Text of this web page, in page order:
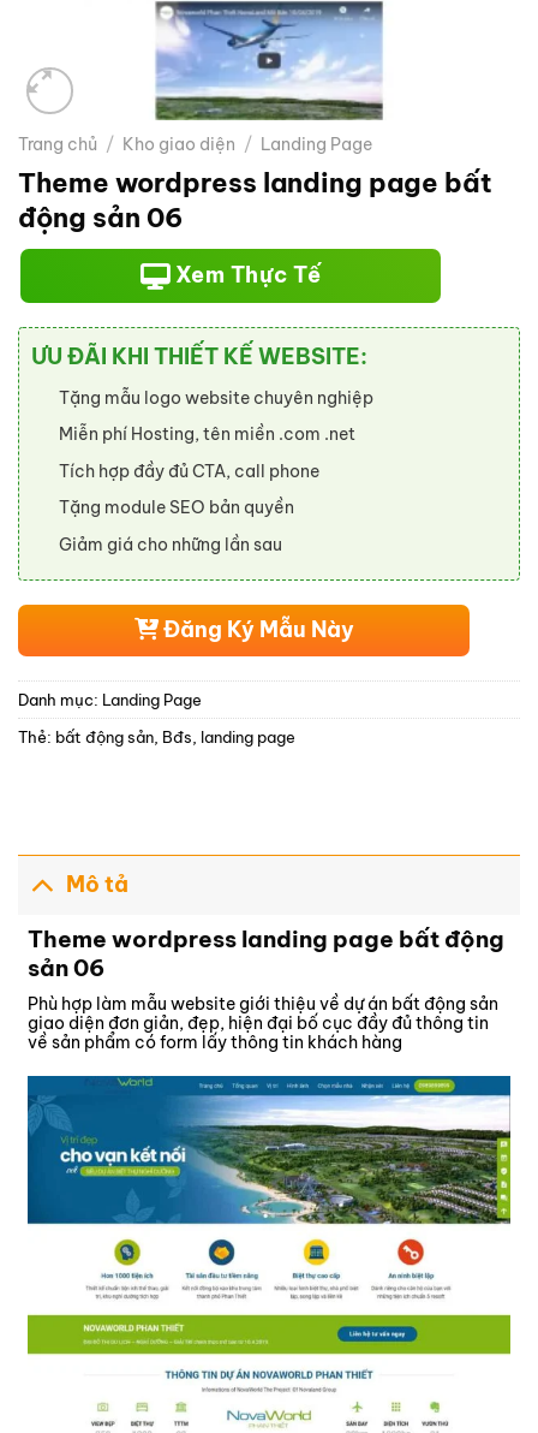
Trang chủ / Kho giao diện / Landing Page
Theme wordpress landing page bất
động sản 06
Xem Thực Tế
ƯU ĐÃI KHI THIẾT KẾ WEBSITE:
Tặng mẫu logo website chuyên nghiệp
Miễn phí Hosting, tên miền .com .net
Tích hợp đầy đủ CTA, call phone
Tặng module SEO bản quyền
Giảm giá cho những lần sau
Đăng Ký Mẫu Này
Danh mục: Landing Page
Thẻ: bất động sản Bđs landing page
Mô tả
Theme wordpress landing page bất động
sản 06
Phù hợp làm mẫu website giới thiệu về dự án bất động sản
giao diện đơn giản, đẹp, hiện đại bố cục đầy đủ thông tin
về sản phẩm có form lấy thông tin khách hàng